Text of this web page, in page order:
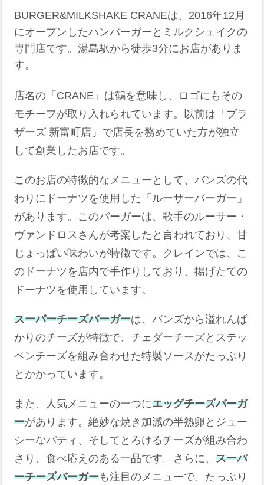
BURGER&MILKSHAKE CRANEは、2016年12月
にオープンしたハンバーガーとミルクシェイクの
専門店です。​湯島駅から徒歩3分にお店がありま
す。
​店名の「CRANE」は鶴を意味し、ロゴにもその
モチーフが取り入れられています。​以前は「ブラ
ザーズ 新富町店」で店長を務めていた方が独立
して創業したお店です。 ​
このお店の特徴的なメニューとして、バンズの代
わりにドーナツを使用した「ルーサーバーガー」
があります。​このバーガーは、歌手のルーサー・
ヴァンドロスさんが考案したと言われており、甘
じょっぱい味わいが特徴です。​クレインでは、こ
のドーナツを店内で手作りしており、揚げたての
ドーナツを使用しています。 ​
スーパーチーズバーガーは、バンズから溢れんば
かりのチーズが特徴で、チェダーチーズとステッ
ペンチーズを組み合わせた特製ソースがたっぷり
とかかっています。​
また、人気メニューの一つにエッグチーズバーガ
ーがあります。​絶妙な焼き加減の半熟卵とジュー
シーなパティ、そしてとろけるチーズが組み合わ
さり、食べ応えのある一品です。​さらに、スーパ
ーチーズバーガーも注目のメニューで、たっぷり